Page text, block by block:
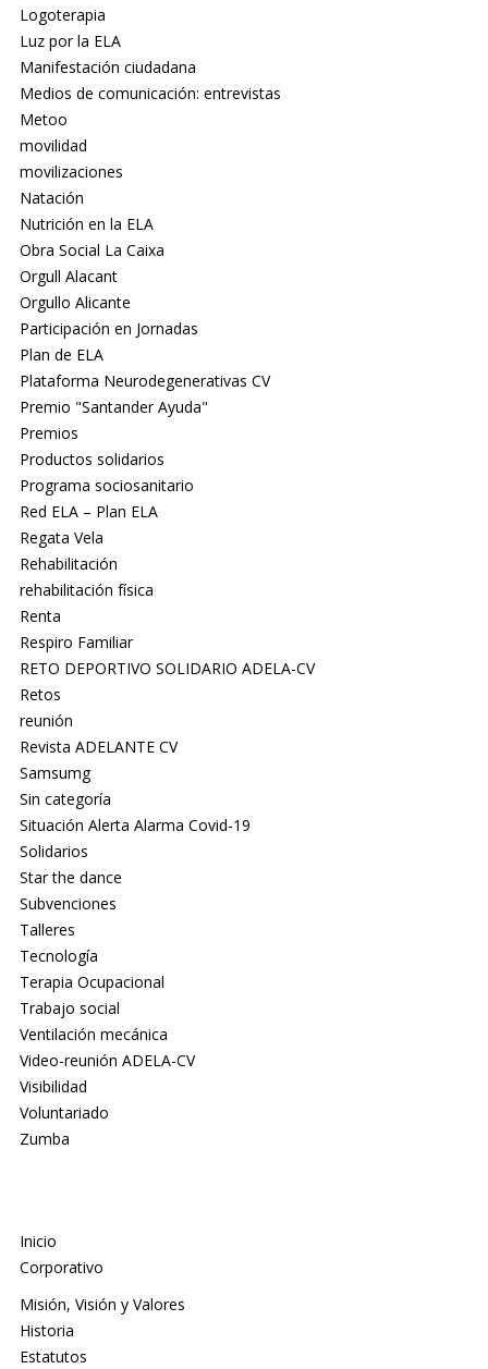
Logoterapia
Luz por la ELA
Manifestación ciudadana
Medios de comunicación: entrevistas
Metoo
movilidad
movilizaciones
Natación
Nutrición en la ELA
Obra Social La Caixa
Orgull Alacant
Orgullo Alicante
Participación en Jornadas
Plan de ELA
Plataforma Neurodegenerativas CV
Premio "Santander Ayuda"
Premios
Productos solidarios
Programa sociosanitario
Red ELA – Plan ELA
Regata Vela
Rehabilitación
rehabilitación física
Renta
Respiro Familiar
RETO DEPORTIVO SOLIDARIO ADELA-CV
Retos
reunión
Revista ADELANTE CV
Samsumg
Sin categoría
Situación Alerta Alarma Covid-19
Solidarios
Star the dance
Subvenciones
Talleres
Tecnología
Terapia Ocupacional
Trabajo social
Ventilación mecánica
Video-reunión ADELA-CV
Visibilidad
Voluntariado
Zumba
Inicio
Corporativo
Misión, Visión y Valores
Historia
Estatutos